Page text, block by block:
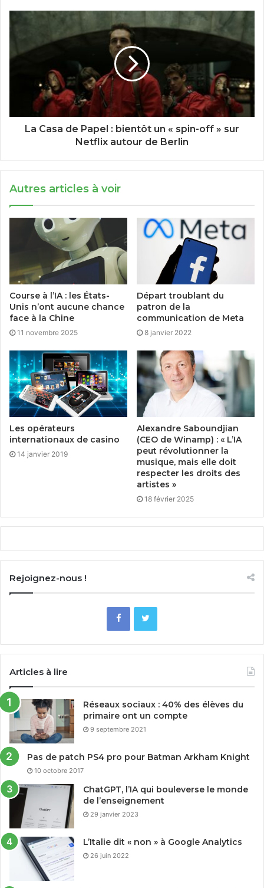
La Casa de Papel : bientôt un « spin-off » sur
Netflix autour de Berlin
Autres articles à voir
Course à l’IA : les États-
Unis n’ont aucune chance
face à la Chine
11 novembre 2025
Départ troublant du
patron de la
communication de Meta
8 janvier 2022
Les opérateurs
internationaux de casino
14 janvier 2019
Alexandre Saboundjian
(CEO de Winamp) : « L’IA
peut révolutionner la
musique, mais elle doit
respecter les droits des
artistes »
18 février 2025
Rejoignez-nous !
Articles à lire
Réseaux sociaux : 40% des élèves du
primaire ont un compte
9 septembre 2021
Pas de patch PS4 pro pour Batman Arkham Knight
10 octobre 2017
ChatGPT, l’IA qui bouleverse le monde
de l’enseignement
29 janvier 2023
L’Italie dit « non » à Google Analytics
26 juin 2022